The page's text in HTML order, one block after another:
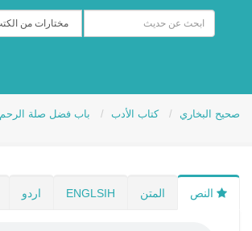
صحيح البخاري كتاب الأدب باب فضل صلة الرحم
النص المتن ENGLSIH اردو